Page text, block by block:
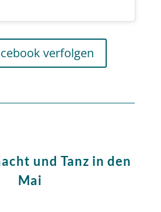
verfolgen
und Tanz in den
Mai